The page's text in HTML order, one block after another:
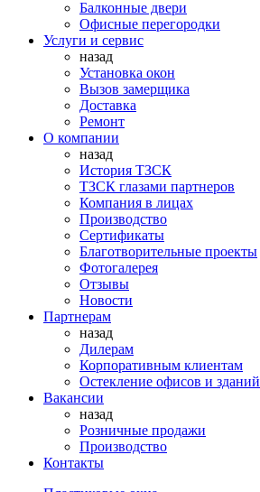
Балконные двери
Офисные перегородки
Услуги и сервис
назад
Установка окон
Вызов замерщика
Доставка
Ремонт
О компании
назад
История ТЗСК
ТЗСК глазами партнеров
Компания в лицах
Производство
Сертификаты
Благотворительные проекты
Фотогалерея
Отзывы
Новости
Партнерам
назад
Дилерам
Корпоративным клиентам
Остекление офисов и зданий
Вакансии
назад
Розничные продажи
Производство
Контакты